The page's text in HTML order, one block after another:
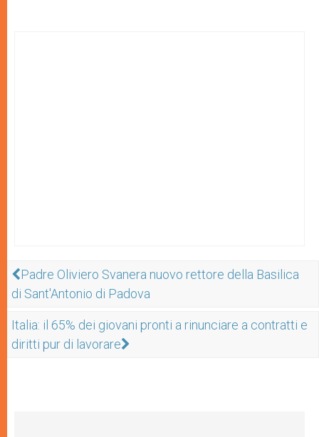
Padre Oliviero Svanera nuovo rettore della Basilica
di Sant'Antonio di Padova
Italia: il 65% dei giovani pronti a rinunciare a contratti e
diritti pur di lavorare